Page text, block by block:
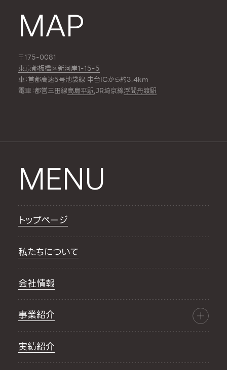
MAP
〒175-0081
東京都板橋区新河岸1-15-5
車：首都高速5号池袋線 中台ICから約3.4km
電車：都営三田線高島平駅,JR埼京線浮間舟渡駅
MENU
トップページ
私たちについて
会社情報
事業紹介
実績紹介